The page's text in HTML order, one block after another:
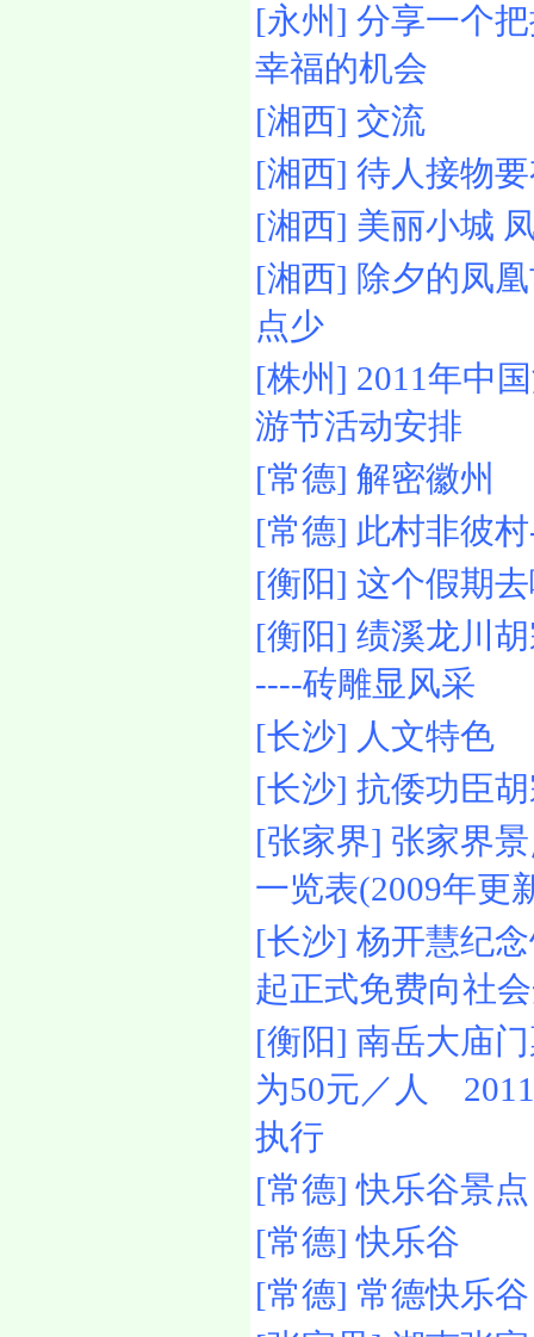
[永州] 分享一个
幸福的机会
[湘西] 交流
[湘西] 待人接物
[湘西] 美丽小城
[湘西] 除夕的凤
点少
[株州] 2011年中
游节活动安排
[常德] 解密徽州
[常德] 此村非彼
[衡阳] 这个假期
[衡阳] 绩溪龙川
----砖雕显风采
[长沙] 人文特色
[长沙] 抗倭功臣
[张家界] 张家界
一览表(2009年更
[长沙] 杨开慧纪
起正式免费向社
[衡阳] 南岳大庙
为50元／人
执行
[常德] 快乐谷景点
[常德] 快乐谷
[常德] 常德快乐谷